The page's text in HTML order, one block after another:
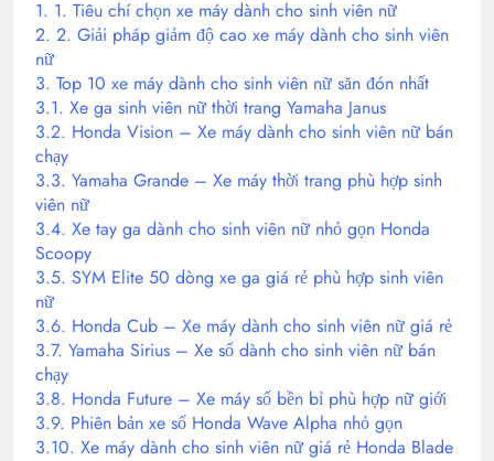
1. 1. Tiêu chí chọn xe máy dành cho sinh viên nữ
2. 2. Giải pháp giảm độ cao xe máy dành cho sinh viên
nữ
3. Top 10 xe máy dành cho sinh viên nữ săn đón nhất
3.1. Xe ga sinh viên nữ thời trang Yamaha Janus
3.2. Honda Vision – Xe máy dành cho sinh viên nữ bán
chạy
3.3. Yamaha Grande – Xe máy thời trang phù hợp sinh
viên nữ
3.4. Xe tay ga dành cho sinh viên nữ nhỏ gọn Honda
Scoopy
3.5. SYM Elite 50 dòng xe ga giá rẻ phù hợp sinh viên
nữ
3.6. Honda Cub – Xe máy dành cho sinh viên nữ giá rẻ
3.7. Yamaha Sirius – Xe số dành cho sinh viên nữ bán
chạy
3.8. Honda Future – Xe máy số bền bỉ phù hợp nữ giới
3.9. Phiên bản xe số Honda Wave Alpha nhỏ gọn
3.10. Xe máy dành cho sinh viên nữ giá rẻ Honda Blade